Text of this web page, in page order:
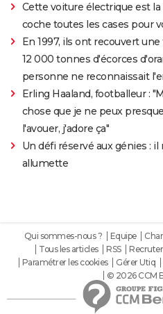
Cette voiture électrique est
coche toutes les cases pour
En 1997, ils ont recouvert
12 000 tonnes d'écorces
personne ne reconnaissait
Erling Haaland, footballeur :
chose que je ne peux
l'avouer, j'adore ça"
Un défi réservé aux génies :
allumette
Qui sommes-nous ? Equipe
Tous les articles
RSS
Paramétrer les cookies
Gérer Utiq
© 2026 CCM